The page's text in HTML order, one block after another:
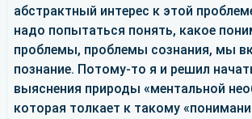
абстрактный интерес к этой
надо попытаться понять, какое
проблемы, проблемы сознания, мы
познание. Потому-то я и решил
выяснения природы «ментальной
которая толкает к такому